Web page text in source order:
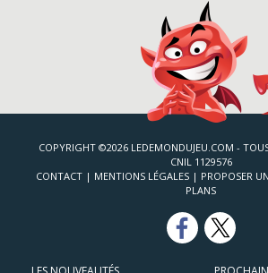
COPYRIGHT ©2026 LEDEMONDUJEU.COM -
CNIL 1129576
CONTACT | MENTIONS LÉGALES | PROPOSER
PLANS